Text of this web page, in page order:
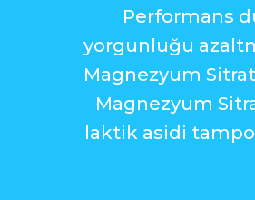
Performans
yorgunluğu
Magnezyum
Magnezyum
laktik asidi